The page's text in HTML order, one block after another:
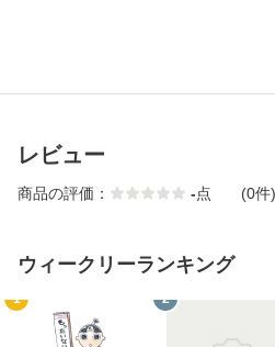
レビュー
商品の評価： -点 (0件)
ウィークリーランキング
1 2